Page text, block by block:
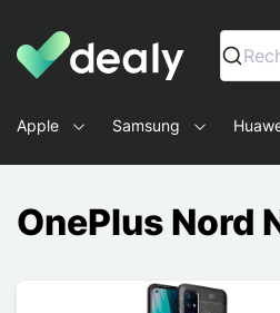
Dealy - Capas e acessórios
Apple Samsung
OnePlus Nord